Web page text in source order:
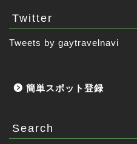
Twitter
Tweets by gaytravelnavi
簡単スポット登録
Search